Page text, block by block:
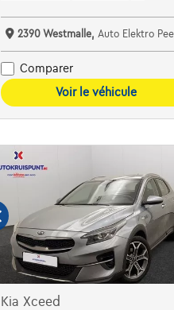
2390 Westmalle, Auto Elektro
Comparer
Voir le véhicule
Kia Xceed